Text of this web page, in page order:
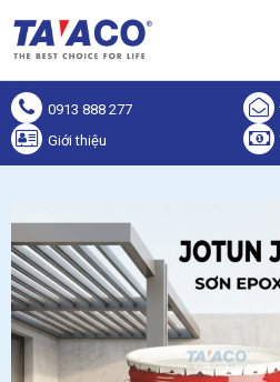
0913 888 277
Giới thiệu